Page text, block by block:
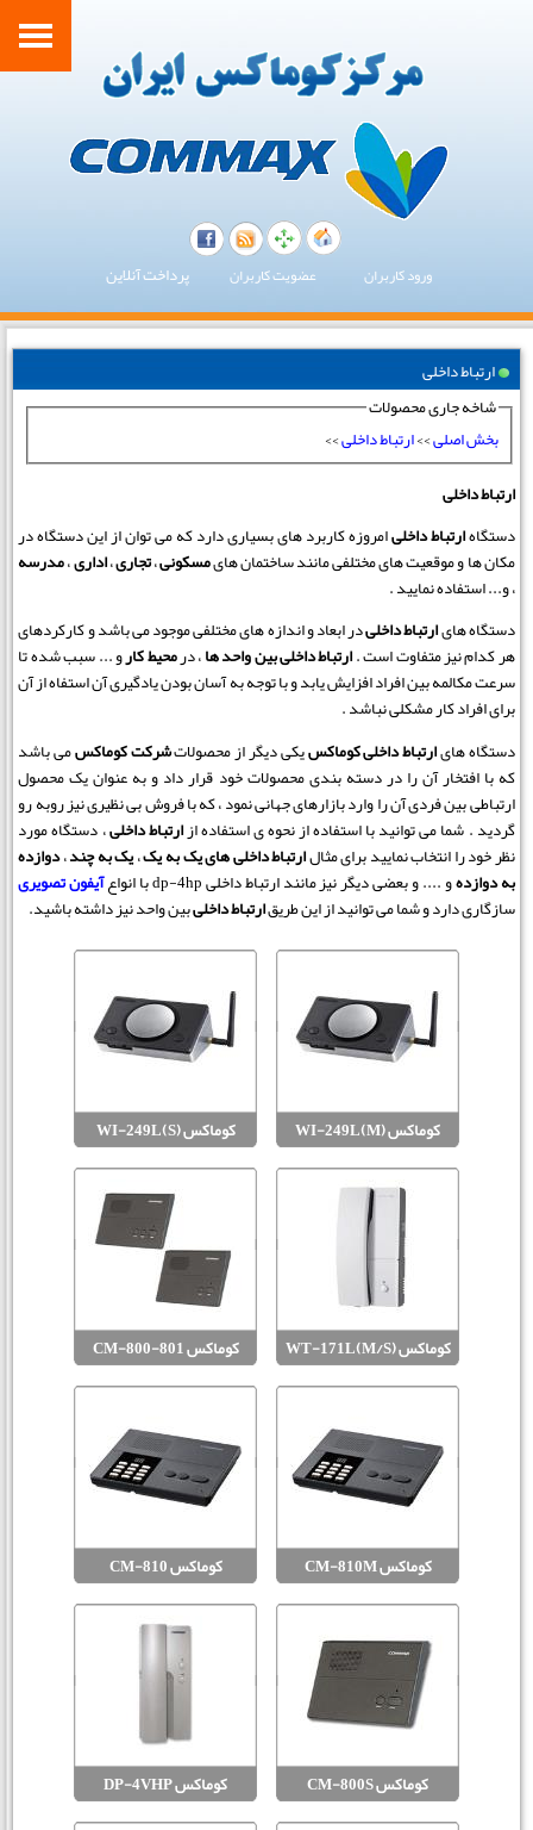
ورود کاربران عضویت کاربران پرداخت آنلاین
ارتباط داخلی
شاخه جاری محصولات
بخش اصلی
ارتباط داخلی>>
ارتباط داخلی
دستگاهارتباط داخلیامروزه کاربرد های بسیاری دارد که می توان از این دستگاه در
مکان ها و موقعیت های مختلفی مانند ساختمان هایمسکونی،تجاری،اداری،مدرسه
، و... استفاده نمایید .
دستگاه هایارتباط داخلیدر ابعاد و اندازه های مختلفی موجود می باشد و کارکردهای
هر کدام نیز متفاوت است .ارتباط داخلی بین واحد ها، درمحیط کارو ... سبب شده تا
سرعت مکالمه بین افراد افزایش یابد و با توجه به آسان بودن یادگیری آن استفاه از آن
برای افراد کار مشکلی نباشد .
دستگاه هایارتباط داخلی کوماکسیکی دیگر از محصولاتشرکت کوماکسمی باشد
که با افتخار آن را در دسته بندی محصولات خود قرار داد و به عنوان یک محصول
ارتباطی بین فردی آن را وارد بازارهای جهانی نمود ، که با فروش بی نظیری نیز روبه رو
گردید . شما می توانید با استفاده از نحوه ی استفاده ازارتباط داخلی، دستگاه مورد
نظر خود را انتخاب نمایید برای مثالارتباط داخلی های یک به یک،یک به چند،دوازده
به دوازدهو .... و بعضی دیگر نیز مانند ارتباط داخلی dp-4hp با انواع
آیفون تصویری
سازگاری دارد و شما می توانید از این طریقارتباط داخلیبین واحد نیز داشته باشید.
کوماکس (WI-249L(M کوماکس (WI-249L(S
کوماکس (WT-171L(M/S کوماکس CM-800-801
کوماکس CM-810M کوماکس CM-810
کوماکس CM-800S کوماکس DP-4VHP